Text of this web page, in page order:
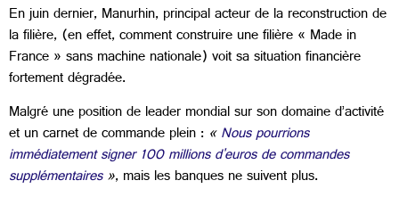
En juin dernier, Manurhin, principal acteur de la reconstruction de
la filière, (en effet, comment construire une filière « Made in
France » sans machine nationale) voit sa situation financière
fortement dégradée.
Malgré une position de leader mondial sur son domaine d’activité
et un carnet de commande plein : «Nous pourrions
immédiatement signer 100 millions d'euros de commandes
supplémentaires», mais les banques ne suivent plus.